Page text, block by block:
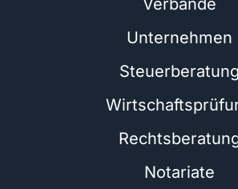
Unternehmen
Steuerberatung
Notariate